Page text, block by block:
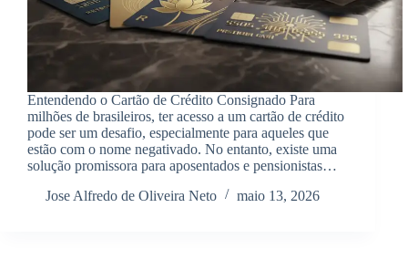
Entendendo o Cartão de Crédito Consignado Para
milhões de brasileiros, ter acesso a um cartão de crédito
pode ser um desafio, especialmente para aqueles que
estão com o nome negativado. No entanto, existe uma
solução promissora para aposentados e pensionistas…
Jose Alfredo de Oliveira Neto
maio 13, 2026